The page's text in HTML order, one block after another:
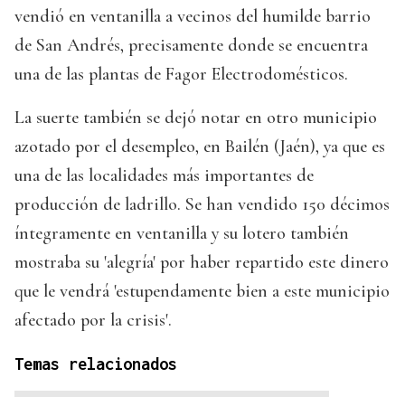
vendió en ventanilla a vecinos del humilde barrio
de San Andrés, precisamente donde se encuentra
una de las plantas de Fagor Electrodomésticos.
La suerte también se dejó notar en otro municipio
azotado por el desempleo, en Bailén (Jaén), ya que es
una de las localidades más importantes de
producción de ladrillo. Se han vendido 150 décimos
íntegramente en ventanilla y su lotero también
mostraba su 'alegría' por haber repartido este dinero
que le vendrá 'estupendamente bien a este municipio
afectado por la crisis'.
Temas relacionados